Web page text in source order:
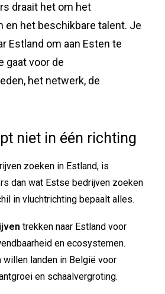
draait het om het
en het beschikbare talent. Je
Estland om aan Esten te
gaat voor de
het netwerk, de
niet in één richting
zoeken in Estland, is
dan wat Estse bedrijven zoeken
in vluchtrichting bepaalt alles.
trekken naar Estland voor
en ecosystemen.
willen landen in België voor
en schaalvergroting.